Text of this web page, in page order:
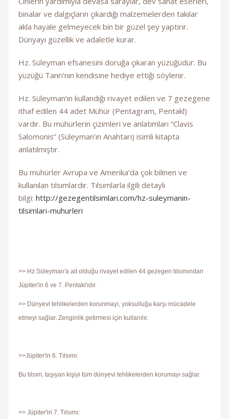
binalar ve dalgıçların çıkardığı malzemelerden takılar
akla hayale gelmeyecek bin bir güzel şey yaptırır.
Dünyayı güzellik ve adaletle kurar.
Hz. Süleyman efsanesini doruğa çıkaran yüzüğüdür. Bu
yüzüğü Tanrı’nın kendisine hediye ettiği söylenir.
Hz. Süleyman’ın kullandığı rivayet edilen ve 7 gezegene
ithaf edilen 44 adet Mühür (Pentagram, Pentakl)
vardır. Bu mühürlerin çizimleri ve anlatımları “Clavis
Salomonis” (Süleyman’ın Anahtarı) isimli kitapta
anlatılmıştır.
Bu mühürler Avrupa ve Amerika’da çok bilinen ve
kullanılan tılsımlardır. Tılsımlarla ilgili detaylı
bilgi: http://gezegentilsimlari.com/hz-suleymanin-
tilsimlari-muhurleri
>> Hz.Süleyman'a ait olduğu rivayet edilen 44 gezegen tılsımından
Jüpiter'in 6 ve 7. Pentakl'ıdır.
>> Dünyevi tehlikelerden korunmayı, yoksulluğa karşı mücadele
etmeyi sağlar. Zenginlik getirmesi için kullanılır.
>>Jüpiter'in 6. Tılsımı:
Bu tılsım, taşıyan kişiyi tüm dünyevi tehlikelerden korumayı sağlar.
>> Jüpiter'in 7. Tılsımı: